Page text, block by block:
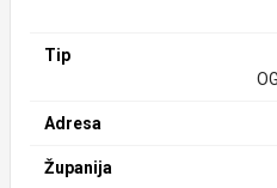
Tip
Adresa
Županija